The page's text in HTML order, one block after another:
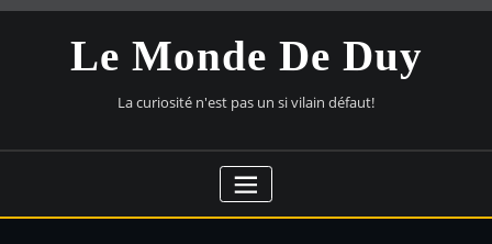
Skip
Le Monde De Duy
La curiosité n'est pas un si vilain défaut!